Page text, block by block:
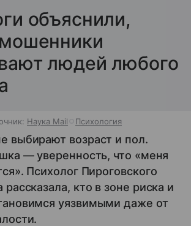
объяснили,
людей любого
Наука Mail Психология
выбирают возраст и пол.
— уверенность, что «меня
Психолог Пироговского
рассказала, кто в зоне риска и
уязвимыми даже от